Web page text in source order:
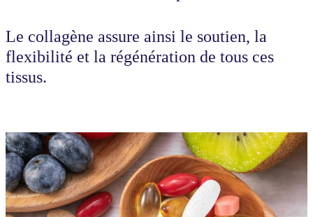
Le collagène assure ainsi le soutien, la
flexibilité et la régénération de tous ces
tissus.